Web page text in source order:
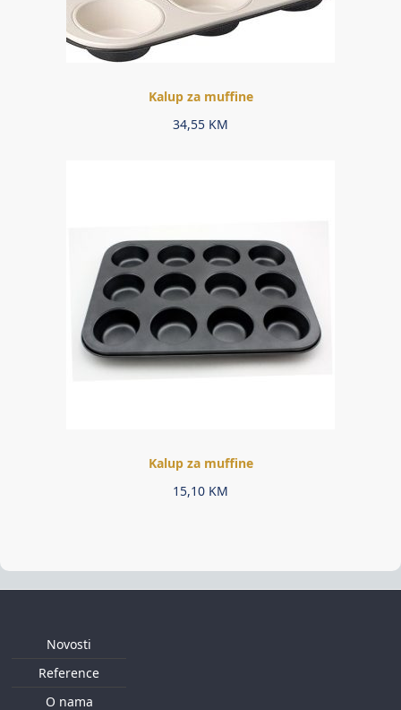
Kalup za muffine
34,55 KM
Kalup za muffine
15,10 KM
Novosti
Reference
O nama